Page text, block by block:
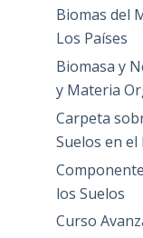
Biomas del
Los Países
Biomasa y
y Materia
Carpeta
Suelos en el
los Suelos
Curso